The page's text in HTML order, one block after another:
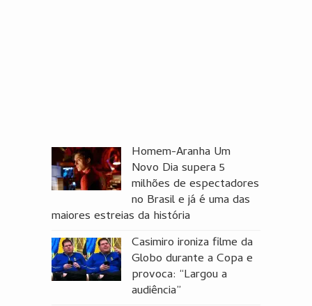
Homem-Aranha Um
Novo Dia supera 5
milhões de espectadores
no Brasil e já é uma das
maiores estreias da história
Casimiro ironiza filme da
Globo durante a Copa e
provoca: “Largou a
audiência”